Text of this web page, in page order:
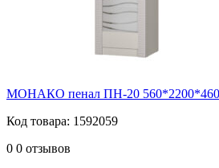
МОНАКО пенал ПН-20
Код товара: 1592059
0 0 отзывов